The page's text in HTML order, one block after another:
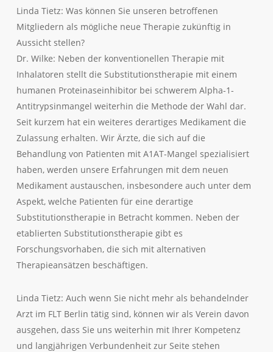
Linda Tietz: Was können Sie unseren betroffenen
Mitgliedern als mögliche neue Therapie zukünftig in
Aussicht stellen?
Dr. Wilke: Neben der konventionellen Therapie mit
Inhalatoren stellt die Substitutionstherapie mit einem
humanen Proteinaseinhibitor bei schwerem Alpha-1-
Antitrypsinmangel weiterhin die Methode der Wahl dar.
Seit kurzem hat ein weiteres derartiges Medikament die
Zulassung erhalten. Wir Ärzte, die sich auf die
Behandlung von Patienten mit A1AT-Mangel spezialisiert
haben, werden unsere Erfahrungen mit dem neuen
Medikament austauschen, insbesondere auch unter dem
Aspekt, welche Patienten für eine derartige
Substitutionstherapie in Betracht kommen. Neben der
etablierten Substitutionstherapie gibt es
Forschungsvorhaben, die sich mit alternativen
Therapieansätzen beschäftigen.
Linda Tietz: Auch wenn Sie nicht mehr als behandelnder
Arzt im FLT Berlin tätig sind, können wir als Verein davon
ausgehen, dass Sie uns weiterhin mit Ihrer Kompetenz
und langjährigen Verbundenheit zur Seite stehen